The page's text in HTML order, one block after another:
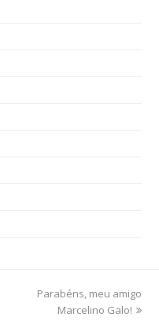
next
post:
Parabéns, meu amigo
Marcelino Galo!